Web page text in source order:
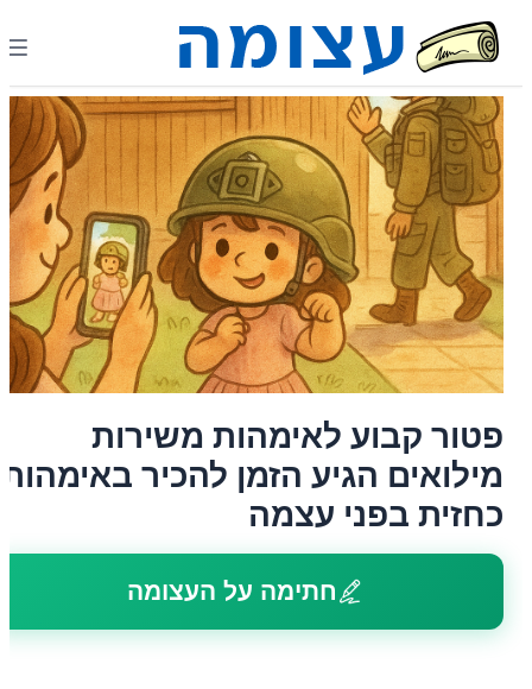
פטור קבוע לאימהות משירות
מילואים הגיע הזמן להכיר באימהות
כחזית בפני עצמה
חתימה על העצומה